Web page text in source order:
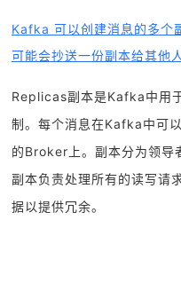
Kafka 可以创建消息的多个
可能会抄送一份副本给其他
Replicas副本是Kafka中用
制。每个消息在Kafka中可
的Broker上。副本分为领导
副本负责处理所有的读写请
据以提供冗余。